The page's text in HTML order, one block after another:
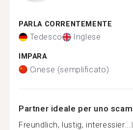
PARLA CORRENTEMENTE
Tedesco Inglese
IMPARA
Cinese (semplificato)
Partner ideale per uno
Freundlich, lustig, interessier...